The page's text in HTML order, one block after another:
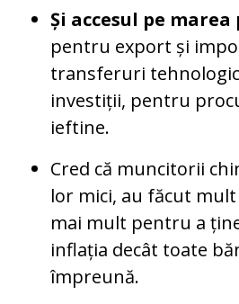
Și accesul pe
pentru export și
transferuri
investiții, pentru
ieftine.
Cred că muncitorii
lor mici, au făcut
mai mult pentru a
inflația decât toate
împreună.